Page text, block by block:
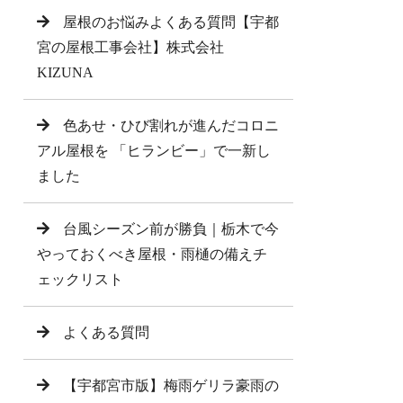
屋根のお悩みよくある質問【宇都
宮の屋根工事会社】株式会社
KIZUNA
色あせ・ひび割れが進んだコロニ
アル屋根を 「ヒランビー」で一新し
ました
台風シーズン前が勝負｜栃木で今
やっておくべき屋根・雨樋の備えチ
ェックリスト
よくある質問
【宇都宮市版】梅雨ゲリラ豪雨の